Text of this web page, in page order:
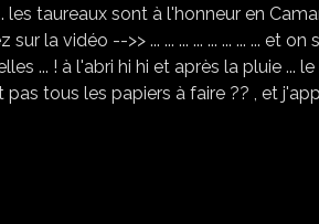
taureaux sont à l'honneur en
la vidéo -->> ... ... ... ... ... ... ... ... et
... ! à l'abri hi hi et après la pluie ...
pas tous les papiers à faire ?? , et